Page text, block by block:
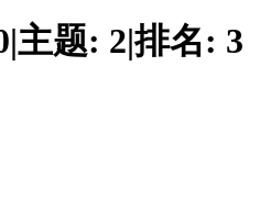
|主题: 2|排名: 3